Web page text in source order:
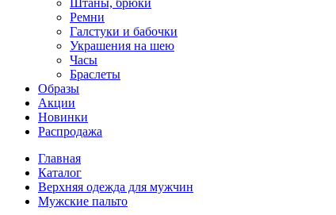
Штаны, брюки
Ремни
Галстуки и бабочки
Украшения на шею
Часы
Браслеты
Образы
Акции
Новинки
Распродажа
Главная
Каталог
Верхняя одежда для мужчин
Мужские пальто